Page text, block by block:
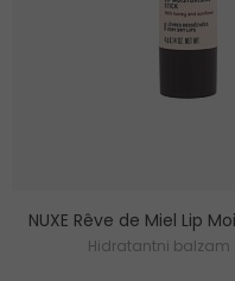
NUXE Rêve de Miel Lip
Hidratantni balzam